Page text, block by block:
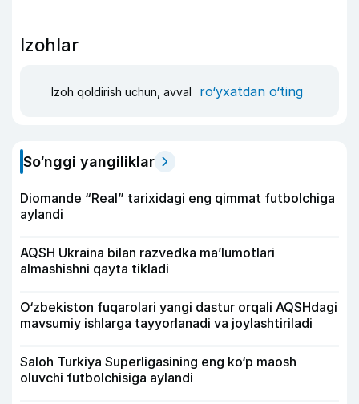
Izohlar
Izoh qoldirish uchun, avval ro‘yxatdan o‘ting
So‘nggi yangiliklar
Diomande “Real” tarixidagi eng qimmat futbolchiga
aylandi
AQSH Ukraina bilan razvedka ma’lumotlari
almashishni qayta tikladi
O‘zbekiston fuqarolari yangi dastur orqali AQSHdagi
mavsumiy ishlarga tayyorlanadi va joylashtiriladi
Saloh Turkiya Superligasining eng ko‘p maosh
oluvchi futbolchisiga aylandi